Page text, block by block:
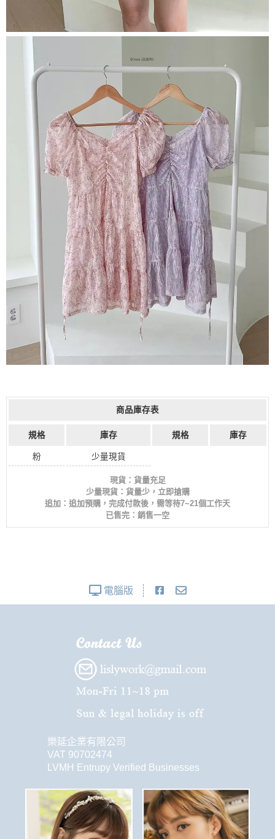
商品庫存表
規格 庫存 規格 庫存
粉 少量現貨
現貨：貨量充足
少量現貨：貨量少，立即搶購
追加：追加預購，完成付款後，需等待7~21個工作天
已售完：銷售一空
電腦版
樂延企業有限公司
VAT 90702474
LVMH Entrupy Verified Businesses